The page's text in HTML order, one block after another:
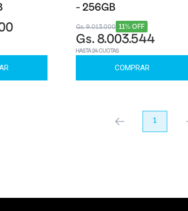
- 256GB
11% OFF
Gs. 9.013.000
Gs. 8.003.544
HASTA 24 CUOTAS
COMPRAR
anterior 1